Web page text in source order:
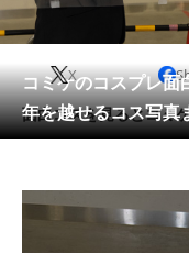
動物
会員記事
メディア
ITの今と未来を見通す
コミケのコスプレ
年を越せるコス写真
X
面白コスを見るとコミ